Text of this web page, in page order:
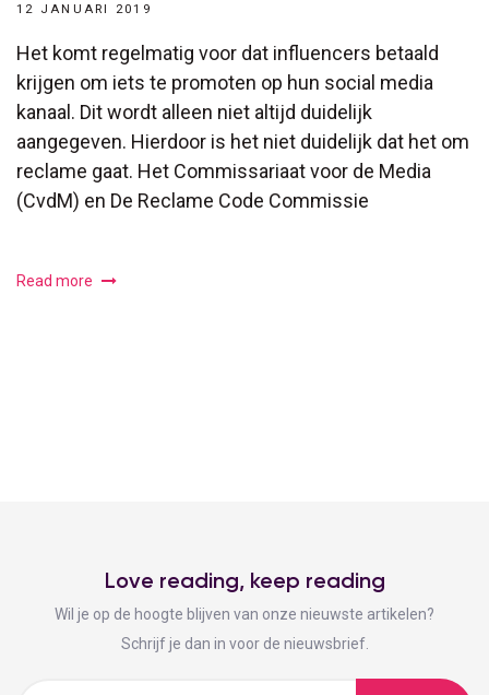
12 JANUARI 2019
Het komt regelmatig voor dat influencers betaald
krijgen om iets te promoten op hun social media
kanaal. Dit wordt alleen niet altijd duidelijk
aangegeven. Hierdoor is het niet duidelijk dat het om
reclame gaat. Het Commissariaat voor de Media
(CvdM) en De Reclame Code Commissie
Read more
Love reading, keep reading
Wil je op de hoogte blijven van onze nieuwste artikelen?
Schrijf je dan in voor de nieuwsbrief.